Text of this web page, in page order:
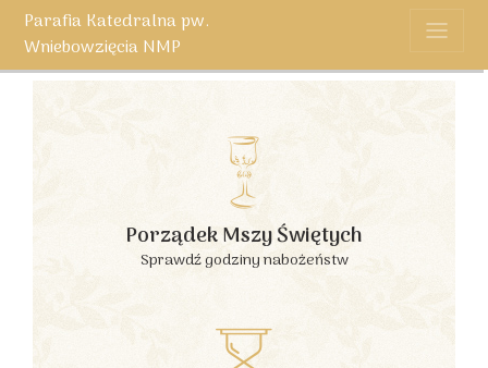
Parafia Katedralna pw.
Wniebowzięcia NMP
Porządek Mszy Świętych
Sprawdź godziny nabożeństw